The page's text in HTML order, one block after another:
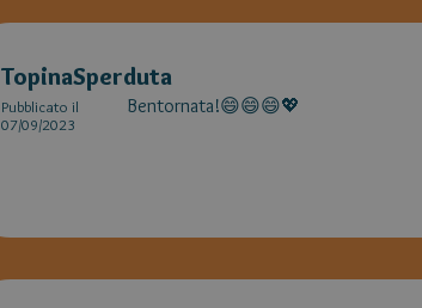
TopinaSperduta
Pubblicato il
07/09/2023
Bentornata!😄😄😄💖